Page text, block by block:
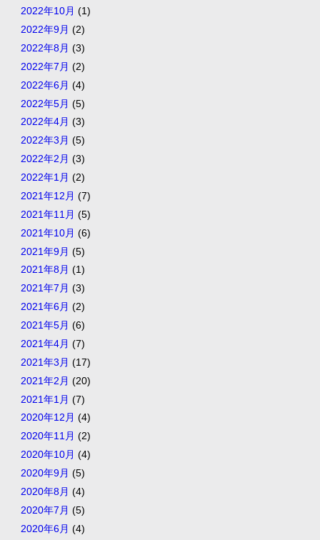
2022年10月 (1)
2022年9月 (2)
2022年8月 (3)
2022年7月 (2)
2022年6月 (4)
2022年5月 (5)
2022年4月 (3)
2022年3月 (5)
2022年2月 (3)
2022年1月 (2)
2021年12月 (7)
2021年11月 (5)
2021年10月 (6)
2021年9月 (5)
2021年8月 (1)
2021年7月 (3)
2021年6月 (2)
2021年5月 (6)
2021年4月 (7)
2021年3月 (17)
2021年2月 (20)
2021年1月 (7)
2020年12月 (4)
2020年11月 (2)
2020年10月 (4)
2020年9月 (5)
2020年8月 (4)
2020年7月 (5)
2020年6月 (4)